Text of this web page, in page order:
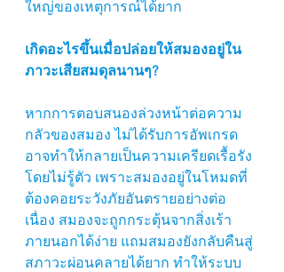
ใหญ่ของเหตุการณ์ได้ยาก
เกิดอะไรขึ้นเมื่อปล่อยให้สมองอยู่ใน
ภาวะเสียสมดุลนานๆ?
หากการตอบสนองล่วงหน้าต่อความ
กลัวของสมอง ไม่ได้รับการอัพเกรด
อาจทำให้กลายเป็นความเครียดเรื้อรัง
โดยไม่รู้ตัว เพราะสมองอยู่ในโหมดที่
ต้องคอยระวังภัยอันตรายอย่างต่อ
เนื่อง สมองจะถูกกระตุ้นจากสิ่งเร้า
ภายนอกได้ง่าย แถมสมองยังกลับคืนสู่
สภาวะผ่อนคลายได้ยาก ทำให้ระบบ